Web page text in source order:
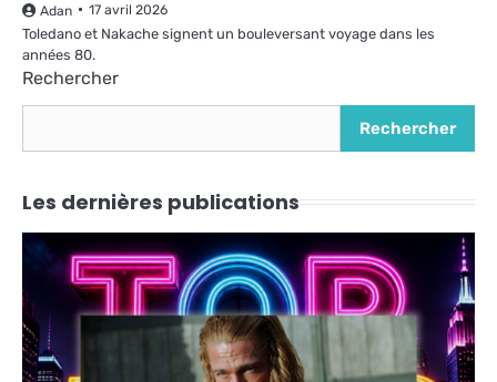
Adan 17 avril 2026
Toledano et Nakache signent un bouleversant voyage dans les
années 80.
Rechercher
Rechercher
Les dernières publications